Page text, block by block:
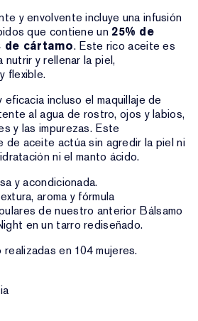
y envolvente incluye una infusión
que contiene un 25% de
de cártamo. Este rico aceite es
y rellenar la piel,
flexible.
eficacia incluso el maquillaje de
al agua de rostro, ojos y labios,
y las impurezas. Este
de aceite actúa sin agredir la piel ni
ni el manto ácido.
y acondicionada.
aroma y fórmula
de nuestro anterior Bálsamo
en un tarro rediseñado.
en 104 mujeres.